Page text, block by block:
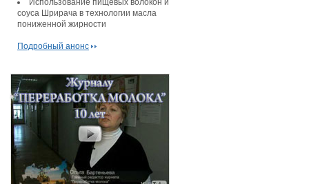
Использование пищевых волокон и
соуса Шрирача в технологии масла
пониженной жирности
Подробный анонс